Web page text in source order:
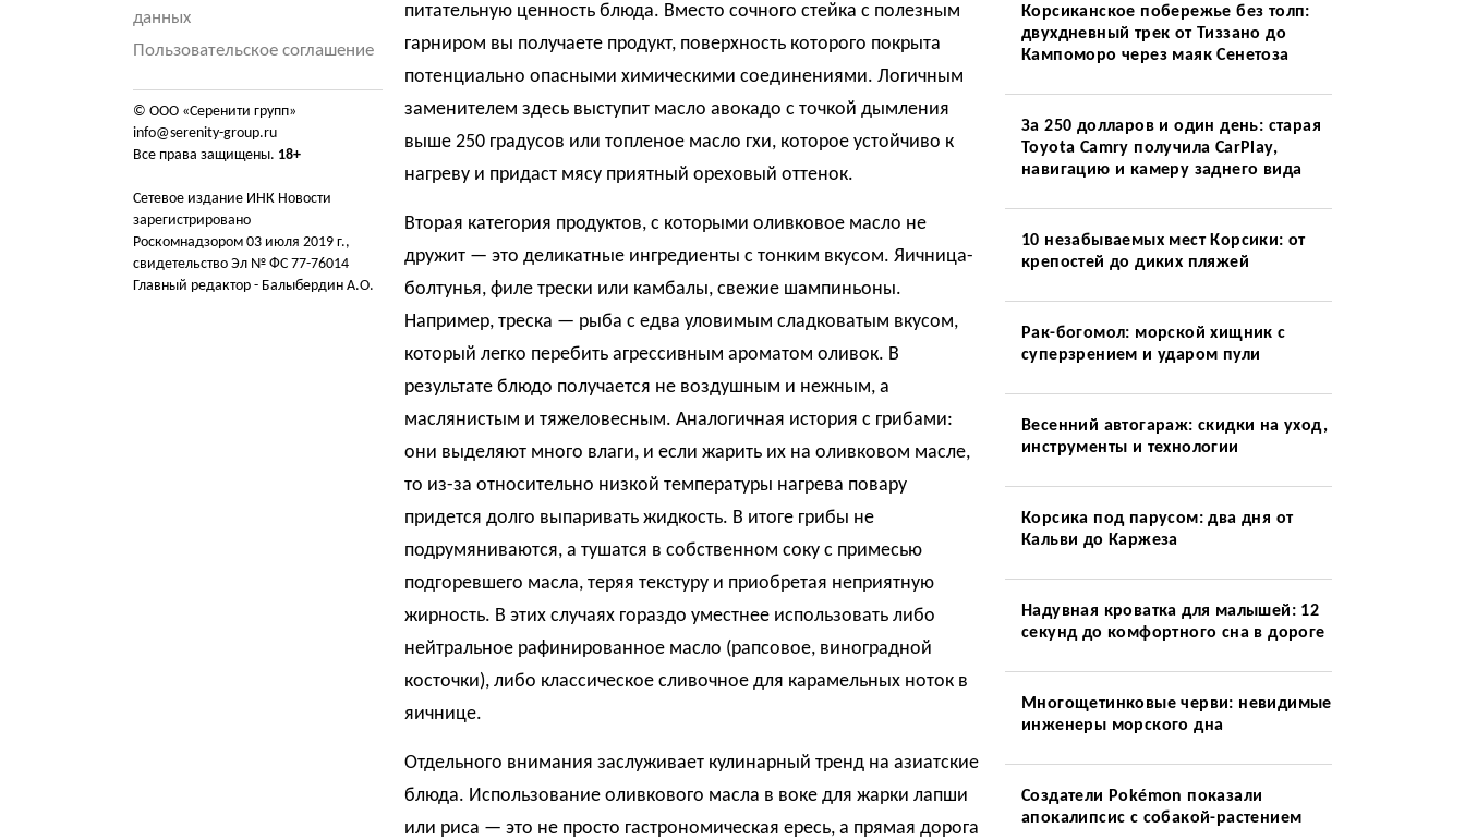
данных
Пользовательское соглашение
© ООО «Серенити групп»
info@serenity-group.ru
Все права защищены. 18+
Сетевое издание ИНК Новости
зарегистрировано
Роскомнадзором 03 июля 2019 г.,
свидетельство Эл № ФС 77-76014
Главный редактор - Балыбердин А.О.
питательную ценность блюда. Вместо сочного стейка с полезным
гарниром вы получаете продукт, поверхность которого покрыта
потенциально опасными химическими соединениями. Логичным
заменителем здесь выступит масло авокадо с точкой дымления
выше 250 градусов или топленое масло гхи, которое устойчиво к
нагреву и придаст мясу приятный ореховый оттенок.
Вторая категория продуктов, с которыми оливковое масло не
дружит — это деликатные ингредиенты с тонким вкусом. Яичница-
болтунья, филе трески или камбалы, свежие шампиньоны.
Например, треска — рыба с едва уловимым сладковатым вкусом,
который легко перебить агрессивным ароматом оливок. В
результате блюдо получается не воздушным и нежным, а
маслянистым и тяжеловесным. Аналогичная история с грибами:
они выделяют много влаги, и если жарить их на оливковом масле,
то из-за относительно низкой температуры нагрева повару
придется долго выпаривать жидкость. В итоге грибы не
подрумяниваются, а тушатся в собственном соку с примесью
подгоревшего масла, теряя текстуру и приобретая неприятную
жирность. В этих случаях гораздо уместнее использовать либо
нейтральное рафинированное масло (рапсовое, виноградной
косточки), либо классическое сливочное для карамельных ноток в
яичнице.
Отдельного внимания заслуживает кулинарный тренд на азиатские
блюда. Использование оливкового масла в воке для жарки лапши
или риса — это не просто гастрономическая ересь, а прямая дорога
Корсиканское побережье без толп:
двухдневный трек от Тиззано до
Кампоморо через маяк Сенетоза
За 250 долларов и один день: старая
Toyota Camry получила CarPlay,
навигацию и камеру заднего вида
10 незабываемых мест Корсики: от
крепостей до диких пляжей
Рак-богомол: морской хищник с
суперзрением и ударом пули
Весенний автогараж: скидки на уход,
инструменты и технологии
Корсика под парусом: два дня от
Кальви до Каржеза
Надувная кроватка для малышей: 12
секунд до комфортного сна в дороге
Многощетинковые черви: невидимые
инженеры морского дна
Создатели Pokémon показали
апокалипсис с собакой-растением